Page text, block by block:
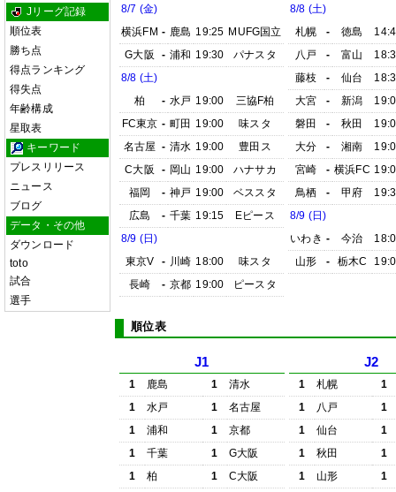
Jリーグ記録
順位表
勝ち点
得点ランキング
得失点
年齢構成
星取表
キーワード
プレスリリース
ニュース
ブログ
データ・その他
ダウンロード
toto
試合
選手
8/7 (金)
横浜FM - 鹿島 19:25 MUFG国立
G大阪
- 浦和 19:30
パナスタ
8/8 (土)
柏
- 水戸 19:00
三協F柏
FC東京 - 町田 19:00
味スタ
名古屋 - 清水 19:00
豊田ス
C大阪
- 岡山 19:00
ハナサカ
福岡
- 神戸 19:00
ベススタ
広島
- 千葉 19:15
Eピース
8/9 (日)
東京V
- 川崎 18:00
味スタ
長崎
- 京都 19:00 ピースタ
8/8 (土)
札幌
- 徳島
八戸
- 富山
藤枝
- 仙台
大宮
- 新潟
磐田
- 秋田
大分
- 湘南
宮崎
- 横浜FC
鳥栖
- 甲府
8/9 (日)
いわき - 今治
山形
- 栃木C
順位表
J1
1 鹿島 1
清水
1
水戸 1
名古屋
1
浦和 1
京都
1
千葉 1
G大阪
1
柏 1
C大阪
J2
1 札幌
1
1
八戸
1
1
仙台
1
1
秋田
1
1
山形
1